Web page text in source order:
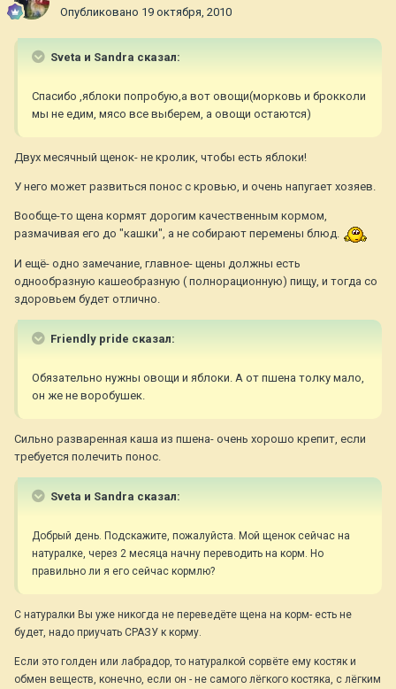
Опубликовано 19 октября, 2010
Sveta и Sandra сказал:
Спасибо ,яблоки попробую,а вот овощи(морковь и брокколи
мы не едим, мясо все выберем, а овощи остаются)
Двух месячный щенок- не кролик, чтобы есть яблоки!
У него может развиться понос с кровью, и очень напугает хозяев.
Вообще-то щена кормят дорогим качественным кормом,
размачивая его до "кашки", а не собирают перемены блюд.
И ещё- одно замечание, главное- щены должны есть
однообразную кашеобразную ( полнорационную) пищу, и тогда со
здоровьем будет отлично.
Friendly pride сказал:
Обязательно нужны овощи и яблоки. А от пшена толку мало,
он же не воробушек.
Сильно разваренная каша из пшена- очень хорошо крепит, если
требуется полечить понос.
Sveta и Sandra сказал:
Добрый день. Подскажите, пожалуйста. Мой щенок сейчас на
натуралке, через 2 месяца начну переводить на корм. Но
правильно ли я его сейчас кормлю?
С натуралки Вы уже никогда не переведёте щена на корм- есть не
будет, надо приучать СРАЗУ к корму.
Если это голден или лабрадор, то натуралкой сорвёте ему костяк и
обмен веществ, конечно, если он - не самого лёгкого костяка, с лёгким